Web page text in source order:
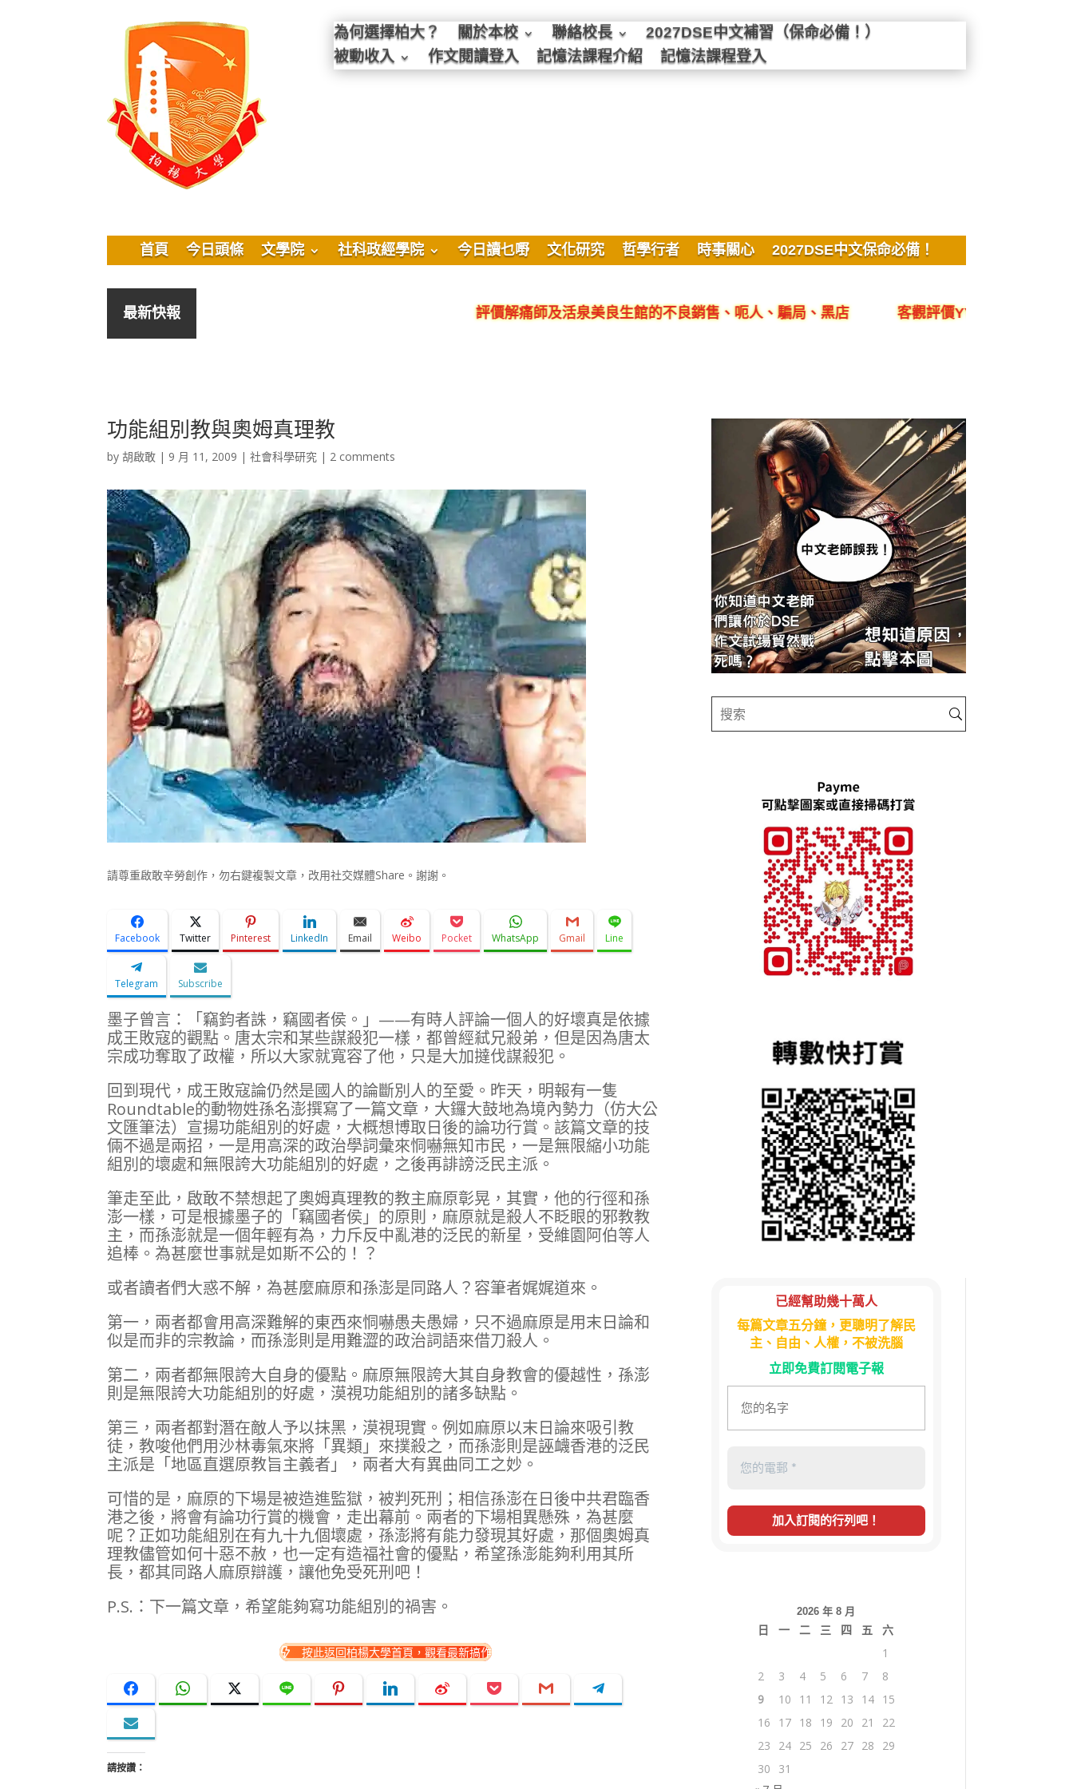
為何選擇柏大？ 關於本校 聯絡校長
2027DSE中文補習（保命必備！）
被動收入
作文閱讀登入 記憶法課程介紹 記憶法課程登入
首頁 今日頭條 文學院 社科政經學院 今日讀乜嘢 文化研究 哲學行者 時事關心 2027DSE中文保命必備！
最新快報 評價解痛師及活泉美良生館的不良銷售、呃人、騙局、黑店 客觀評價YYLam林溢欣DSE中文
功能組別教與奧姆真理教
by胡啟敢 | 9 月 11, 2009 |社會科學研究 | 2 comments
請尊重啟敢辛勞創作，勿右鍵複製文章，改用社交媒體Share。謝謝。
Facebook Twitter Pinterest LinkedIn Email Weibo Pocket WhatsApp Gmail Line
Telegram Subscribe
墨子曾言：「竊鈞者誅，竊國者侯。」——有時人評論一個人的好壞真是依據
成王敗寇的觀點。唐太宗和某些謀殺犯一樣，都曾經弒兄殺弟，但是因為唐太
宗成功奪取了政權，所以大家就寬容了他，只是大加撻伐謀殺犯。
回到現代，成王敗寇論仍然是國人的論斷別人的至愛。昨天，明報有一隻
Roundtable的動物姓孫名澎撰寫了一篇文章，大鑼大鼓地為境內勢力（仿大公
文匯筆法）宣揚功能組別的好處，大概想博取日後的論功行賞。該篇文章的技
倆不過是兩招，一是用高深的政治學詞彙來恫嚇無知市民，一是無限縮小功能
組別的壞處和無限誇大功能組別的好處，之後再誹謗泛民主派。
筆走至此，啟敢不禁想起了奧姆真理教的教主麻原彰晃，其實，他的行徑和孫
澎一樣，可是根據墨子的「竊國者侯」的原則，麻原就是殺人不眨眼的邪教教
主，而孫澎就是一個年輕有為，力斥反中亂港的泛民的新星，受維園阿伯等人
追棒。為甚麼世事就是如斯不公的！？
或者讀者們大惑不解，為甚麼麻原和孫澎是同路人？容筆者娓娓道來。
第一，兩者都會用高深難解的東西來恫嚇愚夫愚婦，只不過麻原是用末日論和
似是而非的宗教論，而孫澎則是用難澀的政治詞語來借刀殺人。
第二，兩者都無限誇大自身的優點。麻原無限誇大其自身教會的優越性，孫澎
則是無限誇大功能組別的好處，漠視功能組別的諸多缺點。
第三，兩者都對潛在敵人予以抹黑，漠視現實。例如麻原以末日論來吸引教
徒，教唆他們用沙林毒氣來將「異類」來撲殺之，而孫澎則是誣衊香港的泛民
主派是「地區直選原教旨主義者」，兩者大有異曲同工之妙。
可惜的是，麻原的下場是被造進監獄，被判死刑；相信孫澎在日後中共君臨香
港之後，將會有論功行賞的機會，走出幕前。兩者的下場相異懸殊，為甚麼
呢？正如功能組別在有九十九個壞處，孫澎將有能力發現其好處，那個奧姆真
理教儘管如何十惡不赦，也一定有造福社會的優點，希望孫澎能夠利用其所
長，都其同路人麻原辯護，讓他免受死刑吧！
P.S.：下一篇文章，希望能夠寫功能組別的禍害。
按此返回柏楊大學首頁，觀看最新搞作
請按讚：
已經幫助幾十萬人
每篇文章五分鐘，更聰明了解民
主、自由、人權，不被洗腦
立即免費訂閱電子報
2026 年 8 月
日 一 二 三 四 五
六
1
2
3 4 5 6 7
8
9
10 11 12 13 14
15
16
17 18 19 20 21
22
23
24 25 26 27 28
29
30
31